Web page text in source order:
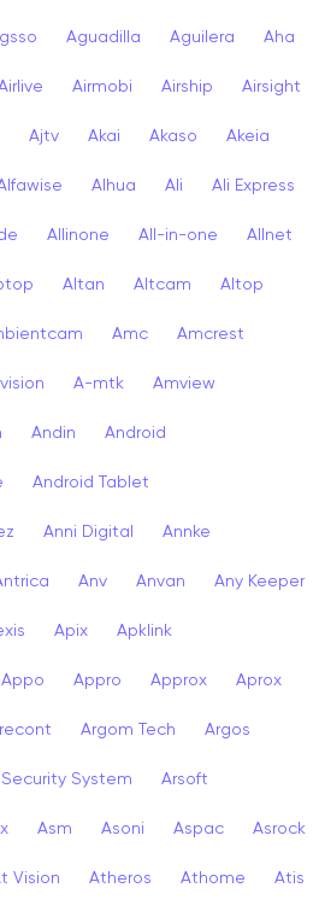
Aguadilla Aguilera Aha
Airmobi Airship Airsight
Ajtv Akai Akaso Akeia
Alhua Ali Ali Express
Allinone All-in-one Allnet
Altan Altcam Altop
Amc Amcrest
A-mtk Amview
Andin Android
Android Tablet
Anni Digital Annke
Anv Anvan Any Keeper
Apix Apklink
Appo Appro Approx Aprox
Argom Tech Argos
System Arsoft
Asm Asoni Aspac Asrock
Vision Atheros Athome Atis